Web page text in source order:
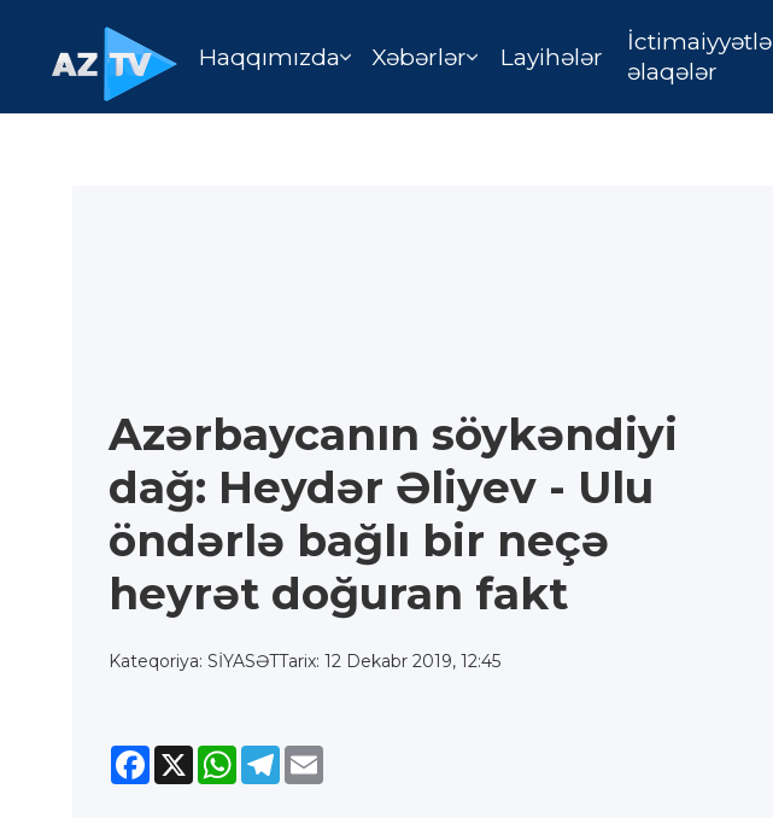
Haqqımızda Xəbərlər Layihələr
İctimaiyyətlə
əlaqələr
Azərbaycanın söykəndiyi
dağ: Heydər Əliyev - Ulu
öndərlə bağlı bir neçə
heyrət doğuran fakt
Kateqoriya: SİYASƏTTarix: 12 Dekabr 2019, 12:45
Facebook
X WhatsApp
Telegram